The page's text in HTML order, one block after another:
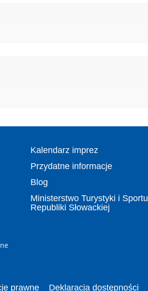
Kalendarz imprez
Przydatne informacje
Blog
Ministerstwo Turystyki i Sportu
Republiki Słowackiej
prawne Deklaracja dostępności